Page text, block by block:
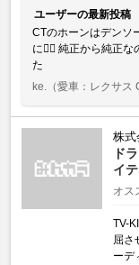
ユーザーの最新投稿
CTのホーンはデンソ
に🙆‍♂️ 純正から純正
た
ke.
（愛車：レクサス
株式
ド
イ
オス
TV-
屈さ
ーデ